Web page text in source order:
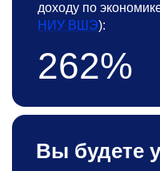
доходу по
НИУ ВШЭ):
262%
Вы будете